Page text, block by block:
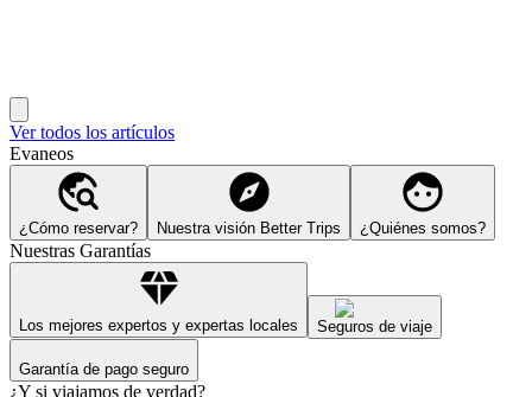
Ver todos los artículos
Evaneos
¿Cómo reservar? Nuestra visión Better Trips ¿Quiénes somos?
Nuestras Garantías
Los mejores expertos y expertas locales Seguros de viaje
Garantía de pago seguro
¿Y si viajamos de verdad?